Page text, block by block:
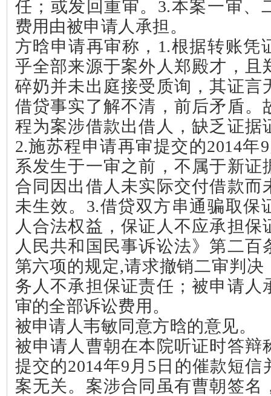
任；或发回重审。 3.本案一审、
费用由被申请人承担。
方晗申请再审称， 1.根据转账凭
乎全部来源于案外人郑殿才，且
碎奶并未出庭接受质询，其证言
借贷事实了解不清，前后矛盾。
程为案涉借款出借人，缺乏证据
2.施苏程申请再审提交的2014年9
系发生于一审之前，不属于新证
合同因出借人未实际交付借款而
未生效。 3.借贷双方串通骗取保
人合法权益，保证人不应承担保
人民共和国民事诉讼法》第二百
第六项的规定,请求撤销二审判决
务人不承担保证责任；被申请人
审的全部诉讼费用。
被申请人韦敏同意方晗的意见。
被申请人曹朝在本院听证时答辩
提交的2014年9 月 5 日的催款短信
案无关。案涉合同虽有曹朝签名